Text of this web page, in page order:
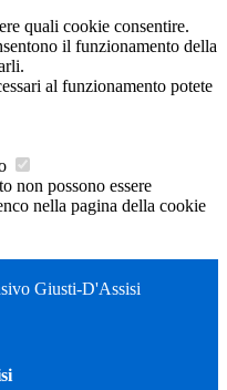
quali cookie consentire.
il funzionamento della
al funzionamento potete
non possono essere
nella pagina della cookie
Giusti-D'Assisi